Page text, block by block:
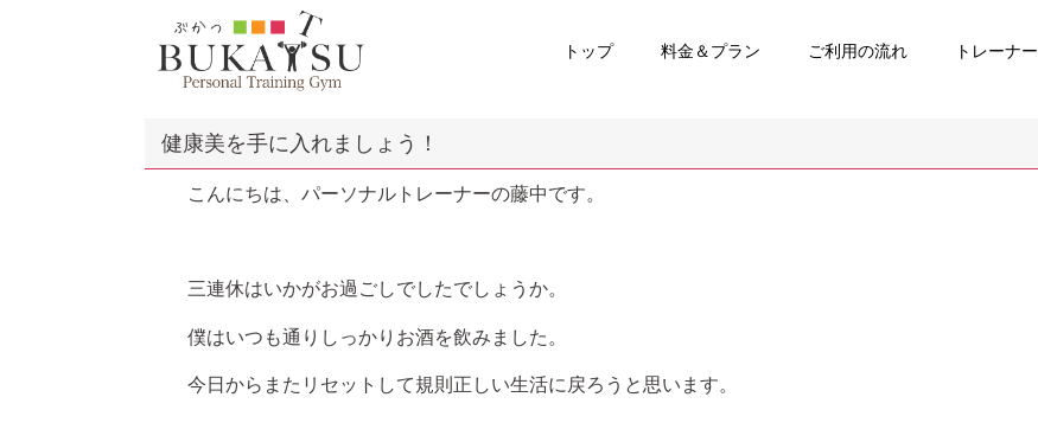
トップ 料金＆プラン ご利用の流れ トレーナー
健康美を手に入れましょう！
こんにちは、パーソナルトレーナーの藤中です。
三連休はいかがお過ごしでしたでしょうか。
僕はいつも通りしっかりお酒を飲みました。
今日からまたリセットして規則正しい生活に戻ろうと思います。